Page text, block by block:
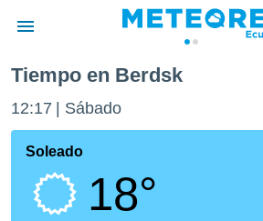
de
ha
Tiempo en Berdsk
12:17 Sábado
Soleado
18°